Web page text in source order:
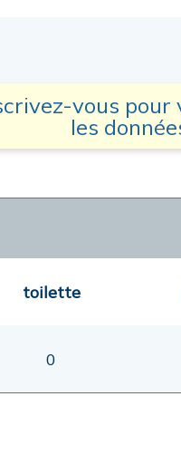
vous pour
les
toilette
0